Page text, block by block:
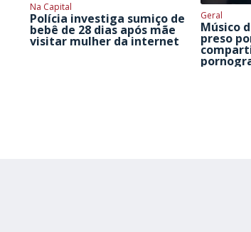
Na Capital
Polícia investiga sumiço de
bebê de 28 dias após mãe
visitar mulher da internet
Geral
Músico
preso